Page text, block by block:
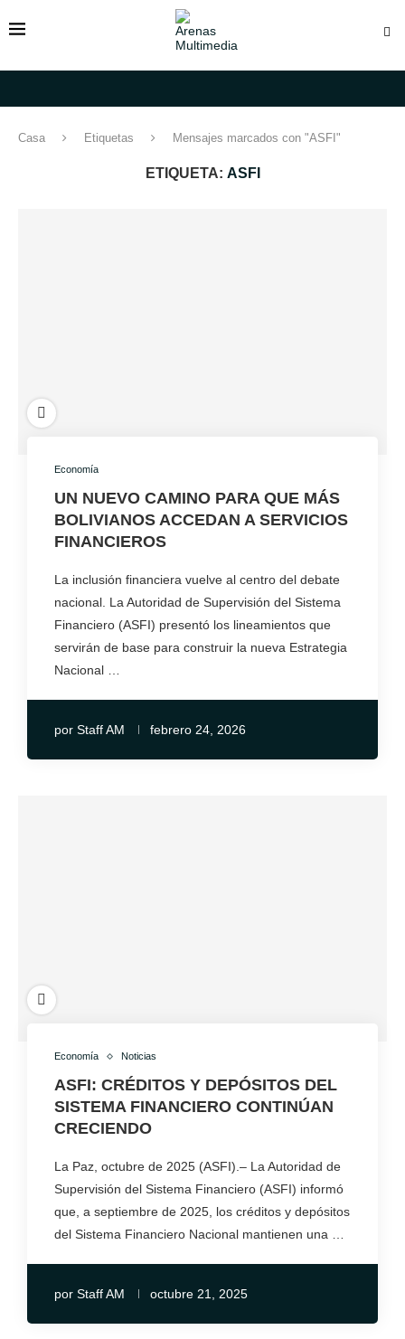
Casa Etiquetas Mensajes marcados con "ASFI"
ETIQUETA: ASFI
Economía
UN NUEVO CAMINO PARA QUE MÁS
BOLIVIANOS ACCEDAN A SERVICIOS
FINANCIEROS
La inclusión financiera vuelve al centro del debate
nacional. La Autoridad de Supervisión del Sistema
Financiero (ASFI) presentó los lineamientos que
servirán de base para construir la nueva Estrategia
Nacional …
por Staff AM febrero 24, 2026
Economía Noticias
ASFI: CRÉDITOS Y DEPÓSITOS DEL
SISTEMA FINANCIERO CONTINÚAN
CRECIENDO
La Paz, octubre de 2025 (ASFI).– La Autoridad de
Supervisión del Sistema Financiero (ASFI) informó
que, a septiembre de 2025, los créditos y depósitos
del Sistema Financiero Nacional mantienen una …
por Staff AM octubre 21, 2025